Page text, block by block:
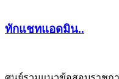
ทักแชทแอดมิน..